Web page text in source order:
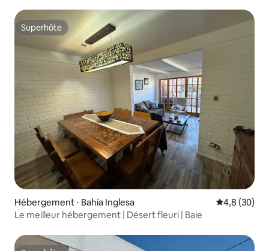
Superhôte
Superhôte
Hébergement ⋅ Bahía Inglesa Évaluation
4,8 (30)
Le meilleur hébergement | Désert fleuri | Baie